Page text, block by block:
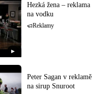
▶
Hezká žena – reklama
na vodku
Reklamy
Peter Sagan v reklamě
na sirup Snuroot